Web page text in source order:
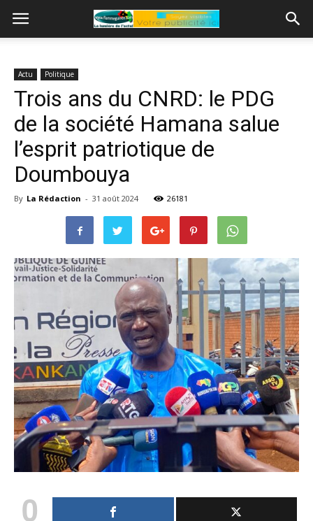
Actu Politique
Trois ans du CNRD: le PDG
de la société Hamana salue
l’esprit patriotique de
Doumbouya
By La Rédaction - 31 août 2024 26181
0